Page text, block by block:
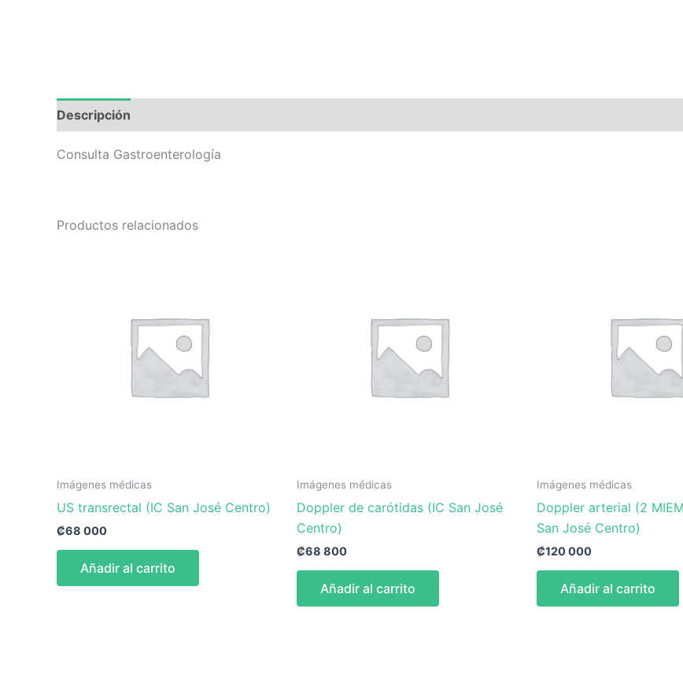
Descripción
Consulta Gastroenterología
Productos relacionados
Imágenes médicas
US transrectal (IC San José Centro)
₡68 000
Añadir al carrito
Imágenes médicas
Doppler de carótidas (IC San José
Centro)
₡68 800
Añadir al carrito
Imágenes médicas
Doppler arterial (2
San José Centro)
₡120 000
Añadir al carrito